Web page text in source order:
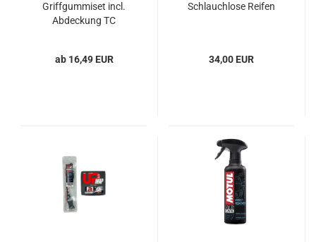
Griffgummiset incl.
Abdeckung TC
ab 16,49 EUR
Schlauchlose Reifen
34,00 EUR